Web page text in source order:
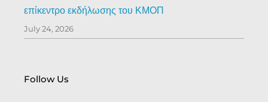
επίκεντρο εκδήλωσης του ΚΜΟΠ
July 24, 2026
Follow Us